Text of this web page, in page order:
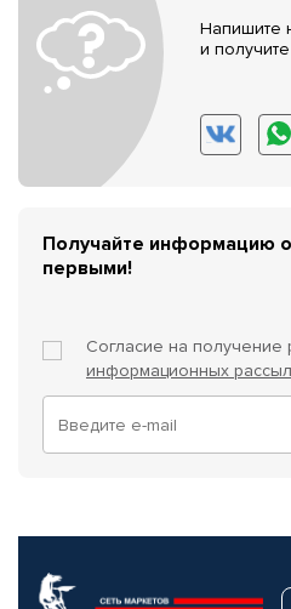
Напишите
и
Получайте информацию
первыми!
Согласие на получение
информационных